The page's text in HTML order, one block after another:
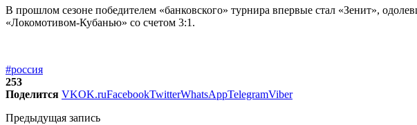
В прошлом сезоне победителем «банковского» турнира впервые стал «Зенит»,
«Локомотивом-Кубанью» со счетом 3:1.
#россия
253
Поделится VKOK.ruFacebookTwitterWhatsAppTelegramViber
Предыдущая запись